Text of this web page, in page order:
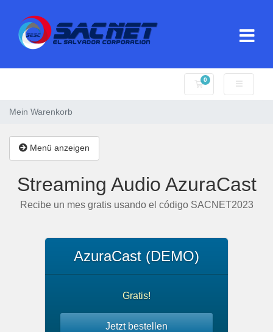
0
Mein Warenkorb
Mein Warenkorb
Menü anzeigen
Streaming Audio AzuraCast
Recibe un mes gratis usando el código SACNET2023
AzuraCast (DEMO)
Gratis!
Jetzt bestellen